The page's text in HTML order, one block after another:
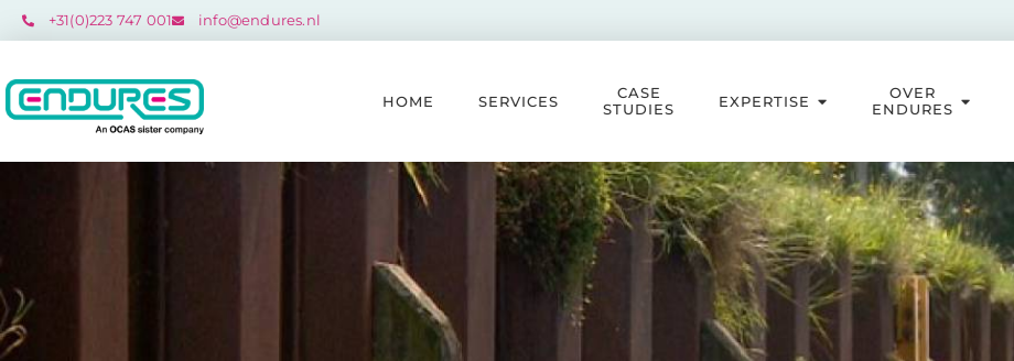
+31(0)223 747 001​ info@endures.nl
HOME SERVICES
CASE
STUDIES
EXPERTISE
OVER
ENDURES